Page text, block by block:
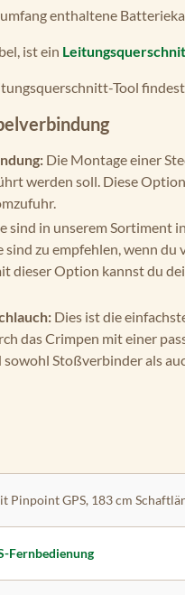
enthaltene
ist ein
Tool
Die Montage einer
werden soll. Diese
sind in unserem Sortiment
zu empfehlen, wenn
dieser Option kannst du
Dies ist die
das Crimpen mit einer
Stoßverbinder als
Pinpoint GPS, 183 cm
Fernbedienung